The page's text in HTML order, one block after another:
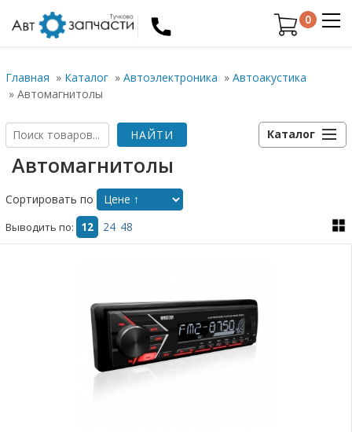
0
Главная » Каталог »Автоэлектроника »Автоакустика
»Автомагнитолы
Каталог
Автомагнитолы
Сортировать по
Выводить по:
12 24 48